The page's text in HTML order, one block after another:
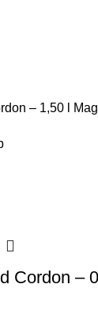
– 1,50 l
Cordon –